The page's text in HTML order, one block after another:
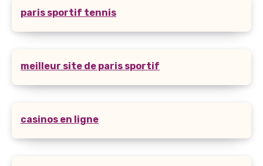
paris sportif tennis
meilleur site de paris sportif
casinos en ligne